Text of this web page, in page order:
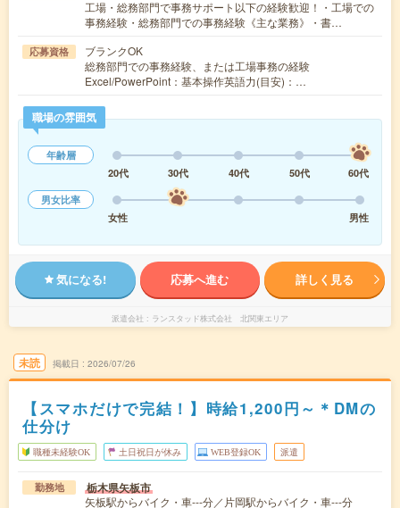
工場・総務部門で事務サポート以下の経験歓迎！・工場での
事務経験・総務部門での事務経験《主な業務》・書…
応募資格
ブランクOK
総務部門での事務経験、または工場事務の経験
Excel/PowerPoint：基本操作英語力(目安)：…
職場の雰囲気
年齢層
20代
30代 40代 50代
60代
男女比率
女性
男性
気になる! 応募へ進む 詳しく見る
派遣会社 ランスタッド株式会社 北関東エリア
未読 掲載日 2026/07/26
【スマホだけで完結！】時給1,200円～＊DMの
仕分け
職種未経験OK 土日祝日が休み WEB登録OK 派遣
勤務地 栃木県矢板市
矢板駅からバイク・車---分／片岡駅からバイク・車---分